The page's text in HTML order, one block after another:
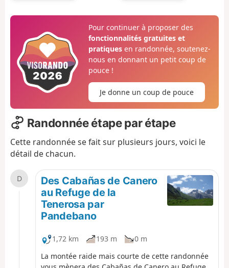
Pour continuer à proposer des
fonctionnalités gratuites et
pratiquesen randonnée, soutenez-
nous en donnant un petit coup de
pouce !
Je donne un coup de pouce
Randonnée étape par étape
Cette randonnée se fait sur plusieurs jours, voici le
détail de chacun.
D
Des Cabañas de Canero
au Refuge de la
Tenerosa par
Pandebano
1,72 km 193 m
0 m
La montée raide mais courte de cette randonnée